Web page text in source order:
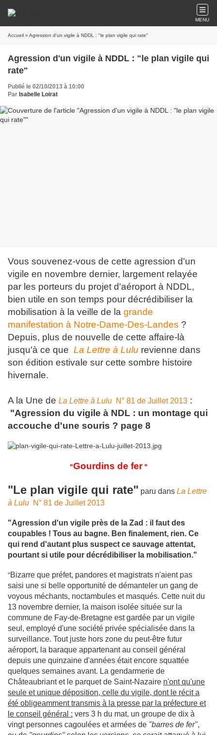
MENU
Accueil » Agression d'un vigile à NDDL : "le plan vigile qui rate"
Agression d'un vigile à NDDL : "le plan vigile qui
rate"
Publié le 02/10/2013 à 10:00
Par Isabelle Loirat
Vous souvenez-vous de cette agression d'un
vigile en novembre dernier, largement relayée
par les porteurs du projet d'aéroport à NDDL,
bien utile en son temps pour décrédibiliser la
mobilisation à la veille de la grande
manifestation à Notre-Dame-Des-Landes ?
Depuis, plus de nouvelle de cette affaire-là
jusqu'à ce que La Lettre à Lulu revienne dans
son édition estivale sur cette sombre histoire
hivernale.
A la Une de La Lettre à Lulu N° 81 de Juillet 2013 :
"Agression du vigile à NDL : un montage qui
accouche d'une souris ? page 8
"Gourdins de fer"
"Le plan vigile qui rate" paru dans La Lettre
à Lulu N° 81 de Juillet 2013
"Agression d'un vigile près de la Zad : il faut des
coupables ! Tous au bagne. Ben finalement, rien. Ce
qui rend d'autant plus suspect ce sauvage attentat,
pourtant si utile pour décrédibiliser la mobilisation."
"Bizarre que préfet, pandores et magistrats n'aient pas
saisi une si belle opportunité de démanteler un gang de
voyous méchants, noctambules et masqués. Cette nuit du
13 novembre dernier, la maison isolée située sur la
commune de Fay-de-Bretagne est gardée par un vigile
seul, employé d'une société privée spécialisée dans la
surveillance. Tout juste hors zone du peut-être futur
aéroport, la baraque appartenant au conseil général
depuis une quinzaine d'années était encore squattée
quelques semaines avant. La gendarmerie de
Châteaubriant et le parquet de Saint-Nazaire n'ont qu'une
seule et unique déposition, celle du vigile, dont le récit a
été obligeamment transmis à la presse par la préfecture et
le conseil général : vers 3 h du mat, un groupe de dix à
vingt personnes cagoulées et armées de "barres de fer",